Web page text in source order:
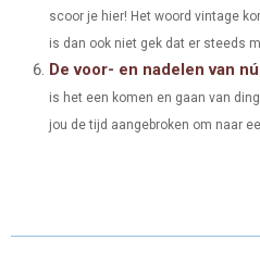
scoor je hier! Het woord vintage
is dan ook niet gek dat er steeds
De voor- en nadelen van
is het een komen en gaan van
jou de tijd aangebroken om naar